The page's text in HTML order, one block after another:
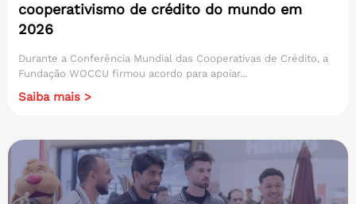
cooperativismo de crédito do mundo em
2026
Durante a Conferência Mundial das Cooperativas de Crédito, a
Fundação WOCCU firmou acordo para apoiar...
Saiba mais >